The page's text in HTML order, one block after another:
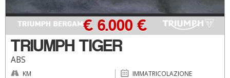
TRIUMPH TIGER
ABS
€ 6.000 €
KM IMMATRICOLAZIONE